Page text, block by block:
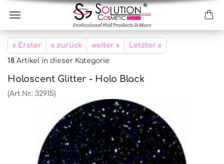
« Erster « zurück weiter » Letzter »
18 Artikel in dieser Kategorie
Holoscent Glitter - Holo Black
(Art.Nr.: 32915)